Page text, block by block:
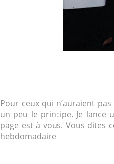
Pour ceux qui n’auraient
un peu le principe. Je lance
page est à vous. Vous dites
hebdomadaire.